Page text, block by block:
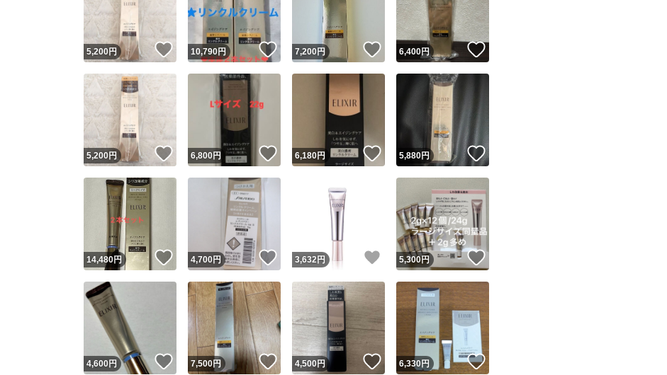
スピード＆安心発送
このユーザーは高頻度で24時間以内＆設定した発送日数内に発送してい
ます
スピード発送 このユーザーは高頻度で24時間以内に発送しています
このユーザーは設定した発送日数内に発送しています
5,200円 いいね！
10,790円 いいね！
7,200円 いいね！
6,400円
5,200円 いいね！
6,800円 いいね！
6,180円 いいね！
5,880円 いいね！
14,480円 いいね！
4,700円 いいね！
3,632円 いいね！
5,300円
4,600円 いいね！
7,500円 いいね！
4,500円 いいね！
6,330円